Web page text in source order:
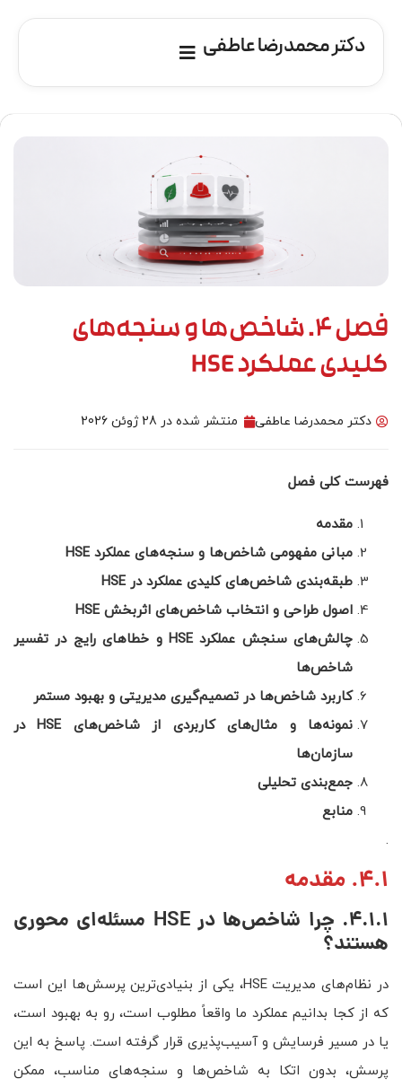
دکتر محمدرضا عاطفی
فصل ۴. شاخص‌ها و سنجه‌های
کلیدی عملکرد HSE
دکتر محمدرضا عاطفی منتشر شده در 28 ژوئن 2026
فهرست کلی فصل
مقدمه
مبانی مفهومی شاخص‌ها و سنجه‌های عملکرد HSE
طبقه‌بندی شاخص‌های کلیدی عملکرد در HSE
اصول طراحی و انتخاب شاخص‌های اثربخش HSE
چالش‌های سنجش عملکردHSE و خطاهای رایج در تفسیر
شاخص‌ها
کاربرد شاخص‌ها در تصمیم‌گیری مدیریتی و بهبود مستمر
نمونه‌ها و مثال‌های کاربردی از شاخص‌های HSEدر
سازمان‌ها
جمع‌بندی تحلیلی
منابع
.
4.1. مقدمه
4.1.1. چرا شاخص‌ها در HSE مسئله‌ای محوری
هستند؟
در نظام‌های مدیریت HSE، یکی از بنیادی‌ترین پرسش‌ها این است
که از کجا بدانیم عملکرد ما واقعاً مطلوب است، رو به بهبود است،
یا در مسیر فرسایش و آسیب‌پذیری قرار گرفته است. پاسخ به این
پرسش، بدون اتکا به شاخص‌ها و سنجه‌های مناسب، ممکن